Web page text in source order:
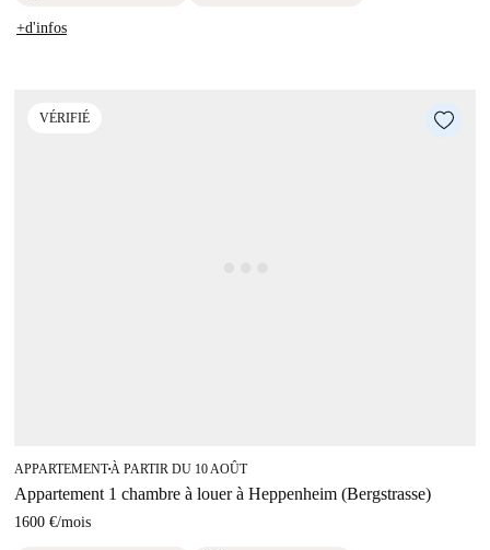
+d'infos
VÉRIFIÉ
APPARTEMENT■À PARTIR DU 10 AOÛT
Appartement 1 chambre à louer à Heppenheim (Bergstrasse)
1600 €/mois